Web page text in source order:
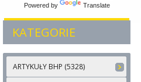
Powered by Translate
KATEGORIE
ARTYKUŁY BHP (5328)